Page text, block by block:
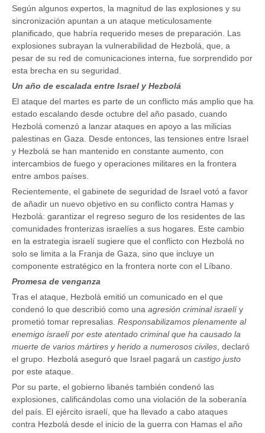
Según algunos expertos, la magnitud de las explosiones y su
sincronización apuntan a un ataque meticulosamente
planificado, que habría requerido meses de preparación. Las
explosiones subrayan la vulnerabilidad de Hezbolá, que, a
pesar de su red de comunicaciones interna, fue sorprendido por
esta brecha en su seguridad.
Un año de escalada entre Israel y Hezbolá
El ataque del martes es parte de un conflicto más amplio que ha
estado escalando desde octubre del año pasado, cuando
Hezbolá comenzó a lanzar ataques en apoyo a las milicias
palestinas en Gaza. Desde entonces, las tensiones entre Israel
y Hezbolá se han mantenido en constante aumento, con
intercambios de fuego y operaciones militares en la frontera
entre ambos países.
Recientemente, el gabinete de seguridad de Israel votó a favor
de añadir un nuevo objetivo en su conflicto contra Hamas y
Hezbolá: garantizar el regreso seguro de los residentes de las
comunidades fronterizas israelíes a sus hogares. Este cambio
en la estrategia israelí sugiere que el conflicto con Hezbolá no
solo se limita a la Franja de Gaza, sino que incluye un
componente estratégico en la frontera norte con el Líbano.
Promesa de venganza
Tras el ataque, Hezbolá emitió un comunicado en el que
condenó lo que describió como una agresión criminal israelíy
prometió tomar represalias. Responsabilizamos plenamente al
enemigo israelí por este atentado criminal que ha causado la
muerte de varios mártires y herido a numerosos civiles , declaró
el grupo. Hezbolá aseguró que Israel pagará un castigo justo
por este ataque.
Por su parte, el gobierno libanés también condenó las
explosiones, calificándolas como una violación de la soberanía
del país. El ejército israelí, que ha llevado a cabo ataques
contra Hezbolá desde el inicio de la guerra con Hamas el año